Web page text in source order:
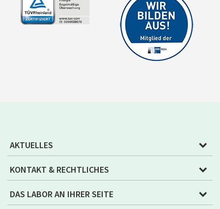
AKTUELLES
KONTAKT & RECHTLICHES
DAS LABOR AN IHRER SEITE